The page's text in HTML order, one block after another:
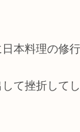
本料理の修
て挫折して